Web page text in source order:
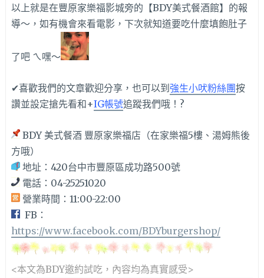
以上就是在豐原家樂福影城旁的【BDY美式餐酒館】的報
導～，如有機會來看電影，下次就知道要吃什麼填飽肚子
了吧 ㄟ嘿～
✔喜歡我們的文章歡迎分享，也可以到 強生小吠粉絲團按
讚並設定搶先看和+IG帳號追蹤我們哦！?
BDY 美式餐酒 豐原家樂福店（在家樂福5樓、湯姆熊後
方哦）
地址：420台中市豐原區成功路500號
電話：04-25251020
營業時間：11:00-22:00
FB：
https://www.facebook.com/BDYburgershop/
<本文為BDY邀約試吃，內容均為真實感受>